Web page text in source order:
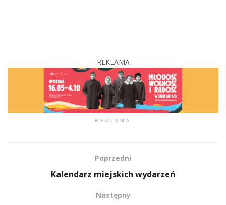
REKLAMA
REKLAMA
Poprzedni
Kalendarz miejskich wydarzeń
Następny